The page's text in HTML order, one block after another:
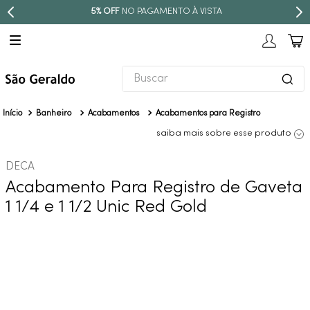
PARCELE EM ATÉ 10X SEM JUROS
Buscar
Banheiro Acabamentos Acabamentos para Registro
saiba mais sobre esse produto
DECA
Acabamento Para Registro de Gaveta
1 1/4 e 1 1/2 Unic Red Gold
TERMOS MAIS BUSCADOS
4º
torneira